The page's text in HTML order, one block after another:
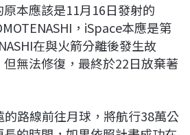
本應該是11月16日發射的
，iSpace本應是第
在與火箭分離後發生故
無法修復，最終於22日放棄著
路線前往月球，將航行38萬公